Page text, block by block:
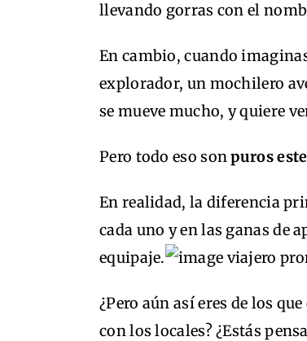
llevando gorras con el
En cambio, cuando
explorador, un mochilero
se mueve mucho, y quiere
Pero todo eso sonpuros
En realidad, la diferencia
cada uno y en las ganas de
equipaje.
¿Pero aún así eres de los
con los locales? ¿Estás